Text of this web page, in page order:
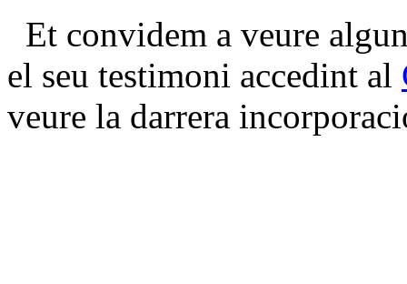
Et convidem a veure
el seu testimoni accedint al
veure la darrera